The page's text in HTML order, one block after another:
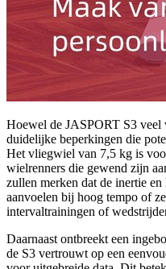
Hoewel de JASPORT S3
duidelijke beperkingen die
Het vliegwiel van 7,5 kg is
wielrenners die gewend zijn
zullen merken dat de inertie
aanvoelen bij hoog tempo of
intervaltrainingen of
Daarnaast ontbreekt een
de S3 vertrouwt op een